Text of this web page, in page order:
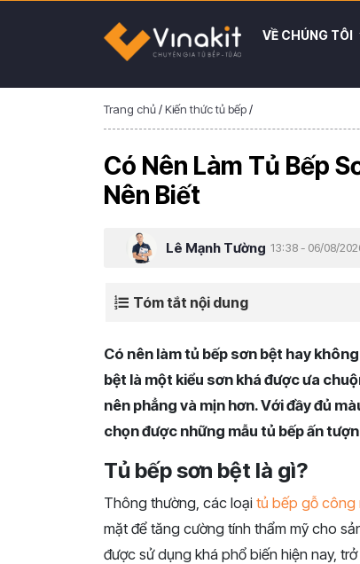
VỀ CHÚNG TÔI
Trang chủ/Kiến thức tủ bếp/
Có Nên Làm Tủ Bếp
Nên Biết
Lê Mạnh Tường 13:38 - 06/08/
Tóm tắt nội dung
Có nên làm tủ bếp sơn bệt hay
bệt là một kiểu sơn khá được ưa
nên phẳng và mịn hơn. Với đầy đủ
chọn được những mẫu tủ bếp ấn
Tủ bếp sơn bệt là gì?
Thông thường, các loại tủ bếp gỗ công
mặt để tăng cường tính thẩm mỹ cho
được sử dụng khá phổ biến hiện nay,